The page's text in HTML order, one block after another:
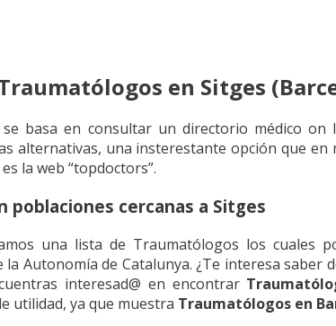
en Sitges
basa en consultar un directorio médico on
alternativas, una insterestante opción que
la web “topdoctors”.
poblaciones cercanas a Sitges
una lista de Traumatólogos los cuales
la Autonomía de Catalunya. ¿Te interesa
interesad@ en encontrar
utilidad, ya que muestra Traumatólogos en